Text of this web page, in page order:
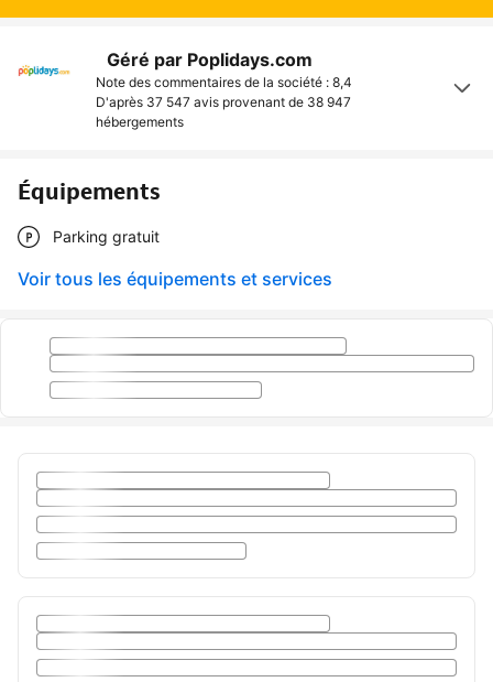
Géré par Poplidays.com
Note des commentaires de la société : 8,4
D'après 37 547 avis provenant de 38 947
hébergements
Équipements
Parking gratuit
Voir tous les équipements et services